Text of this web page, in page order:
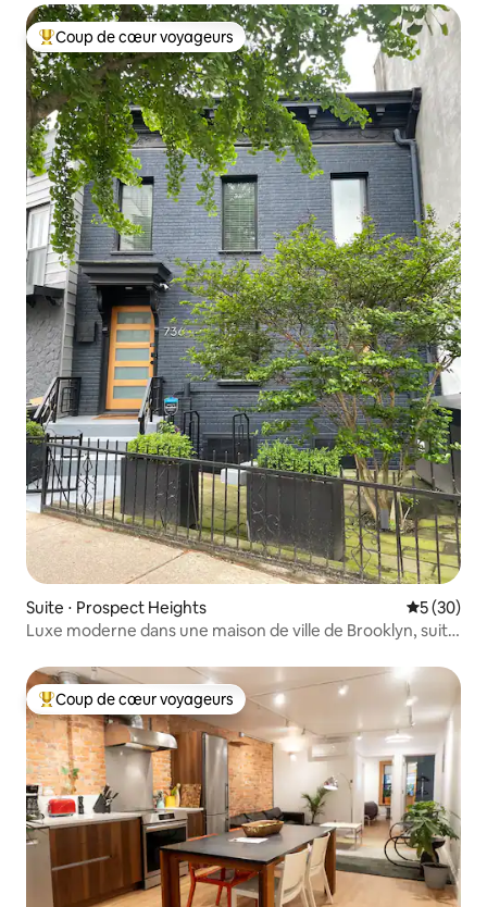
Coups de cœur voyageurs les plus appréciés
Coup de cœur voyageurs
Suite ⋅ Prospect Heights
5 (30)
Luxe moderne dans une maison de ville de Brooklyn, suite
Coups de cœur voyageurs les plus appréciés
Coup de cœur voyageurs